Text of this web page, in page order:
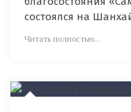
состоялся на
Читать полностью...